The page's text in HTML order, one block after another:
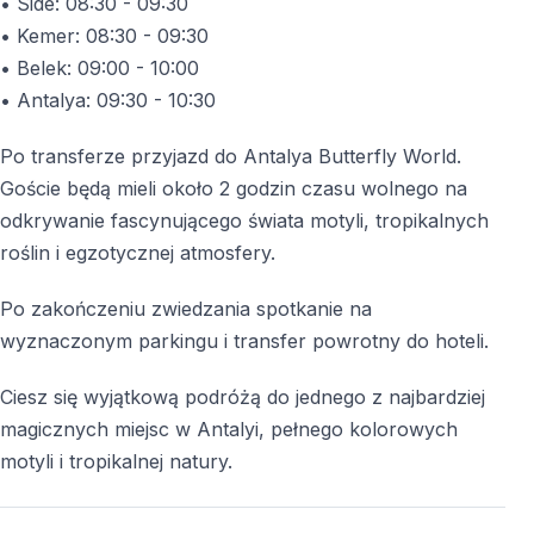
Dzięki zamkniętej i klimatyzowanej przestrzeni park
można odwiedzać o każdej porze roku.
Połącz Świat Motyli z wycieczką po Antalyi
Chcesz połączyć wizytę w Świecie Motyli z
odkrywaniem najpiękniejszych zakątków Antalyi?
wodospady, historyczne Stare Miasto (Kaleiçi) oraz
przejażdżkę kolejką linową z zapierającymi dech w
piersiach widokami.
Co więcej, z Vigo Tours
możesz zarezerwować tę
samą wycieczkę nawet
o 40% taniej niż w hotelach
• Kemer: 08:30 - 09:30
• Belek: 09:00 - 10:00
• Antalya: 09:30 - 10:30
Po transferze przyjazd do Antalya Butterfly World.
Goście będą mieli około 2 godzin czasu wolnego na
odkrywanie fascynującego świata motyli, tropikalnych
roślin i egzotycznej atmosfery.
Po zakończeniu zwiedzania spotkanie na
wyznaczonym parkingu i transfer powrotny do hoteli.
Ciesz się wyjątkową podróżą do jednego z najbardziej
magicznych miejsc w Antalyi, pełnego kolorowych
motyli i tropikalnej natury.